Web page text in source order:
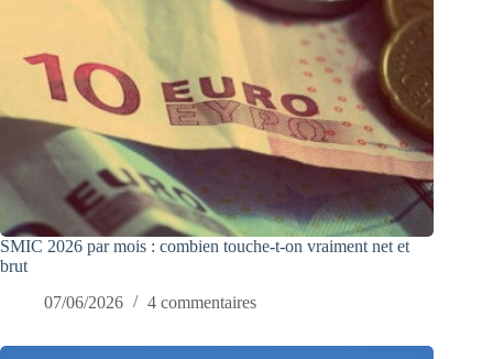
SMIC 2026 par mois : combien touche-t-on vraiment net et
brut
07/06/2026
4 commentaires